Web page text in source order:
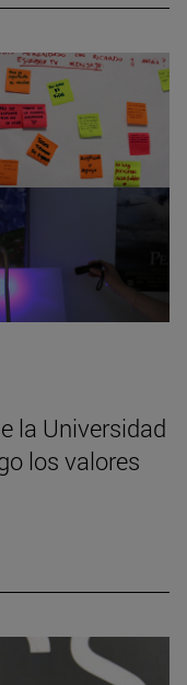
la Universidad
los valores